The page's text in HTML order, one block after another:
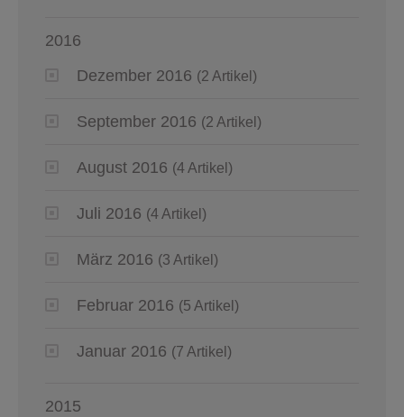
2016
Dezember 2016 (2 Artikel)
September 2016 (2 Artikel)
August 2016 (4 Artikel)
Juli 2016 (4 Artikel)
März 2016 (3 Artikel)
Februar 2016 (5 Artikel)
Januar 2016 (7 Artikel)
2015